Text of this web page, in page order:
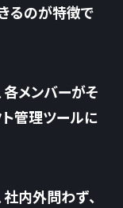
るのが特徴で
メンバーがそ
管理ツールに
内外問わず、